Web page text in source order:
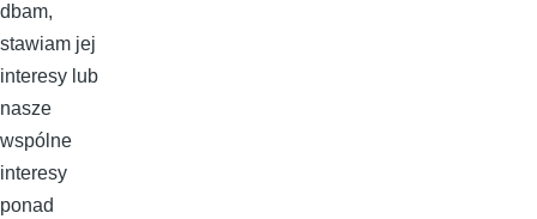
dbam,
stawiam jej
interesy lub
nasze
wspólne
interesy
ponad